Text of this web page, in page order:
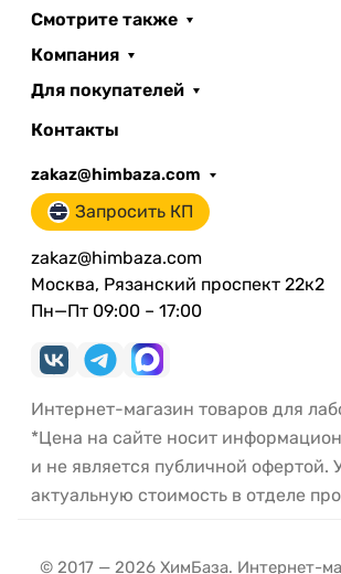
Смотрите также
Компания
Для покупателей
Контакты
zakaz@himbaza.com
Запросить КП
zakaz@himbaza.com
Москва, Рязанский проспект 22к2
Пн—Пт 09:00 – 17:00
Интернет-магазин товаров для
*Цена на сайте носит
и не является публичной офертой.
актуальную стоимость в отделе
© 2017 — 2026 ХимБаза. Интернет-